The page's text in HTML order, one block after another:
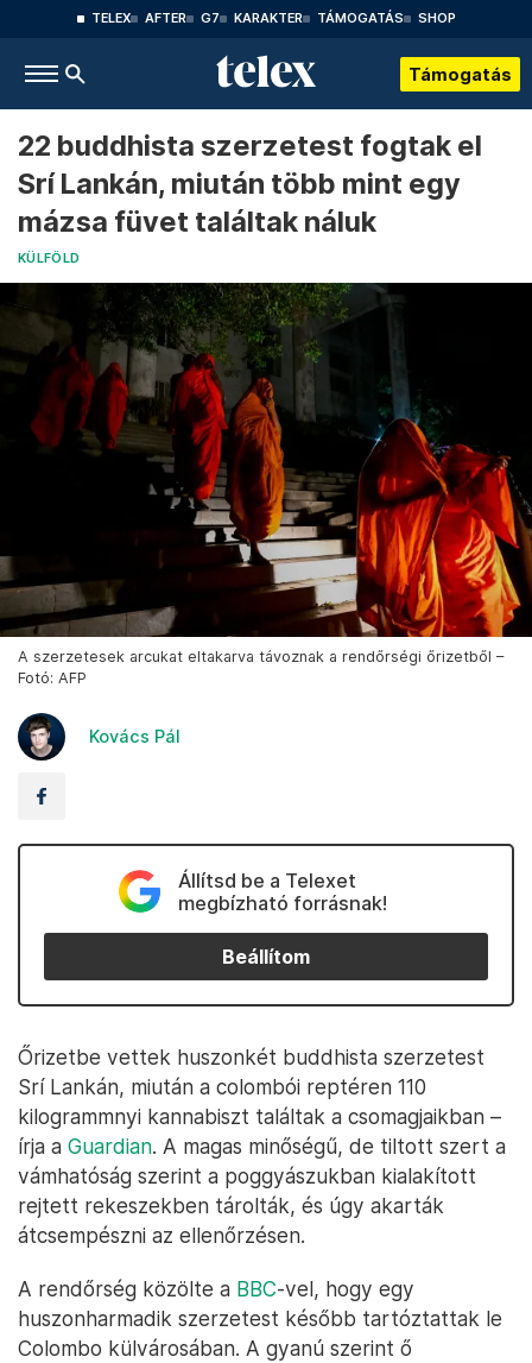
TELEX AFTER G7 KARAKTER TÁMOGATÁS SHOP
Támogatás
22 buddhista szerzetest fogtak el
Srí Lankán, miután több mint egy
mázsa füvet találtak náluk
KÜLFÖLD
A szerzetesek arcukat eltakarva távoznak a rendőrségi őrizetből –
Fotó: AFP
Kovács Pál
Állítsd be a Telexet
megbízható forrásnak!
Beállítom
Őrizetbe vettek huszonkét buddhista szerzetest
Srí Lankán, miután a colombói reptéren 110
kilogrammnyi kannabiszt találtak a csomagjaikban –
írja a Guardian. A magas minőségű, de tiltott szert a
vámhatóság szerint a poggyászukban kialakított
rejtett rekeszekben tárolták, és úgy akarták
átcsempészni az ellenőrzésen.
A rendőrség közölte a BBC-vel, hogy egy
huszonharmadik szerzetest később tartóztattak le
Colombo külvárosában. A gyanú szerint ő